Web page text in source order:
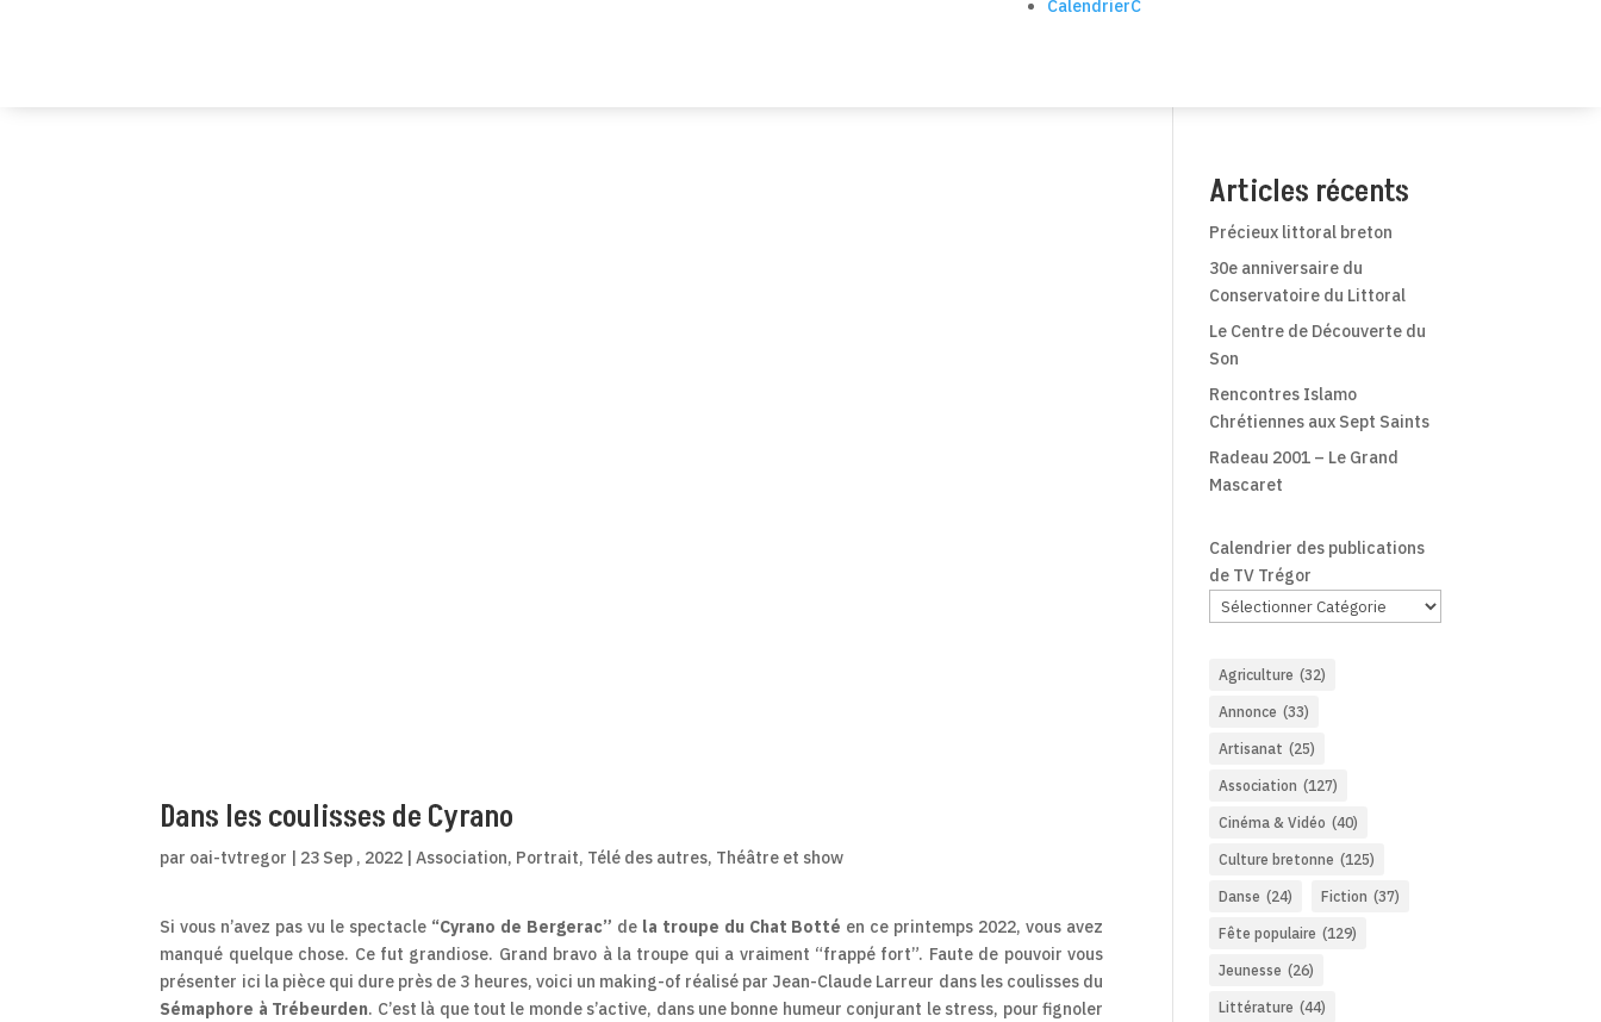
CalendrierC
Dans les coulisses de Cyrano
par oai-tvtregor | 23 Sep , 2022 |Association, Portrait, Télé des autres, Théâtre et show
Si vous n’avez pas vu le spectacle “Cyrano de Bergerac” de la troupe du Chat Botté en ce printemps 2022, vous avez
manqué quelque chose. Ce fut grandiose. Grand bravo à la troupe qui a vraiment “frappé fort”. Faute de pouvoir vous
présenter ici la pièce qui dure près de 3 heures, voici un making-of réalisé par Jean-Claude Larreur dans les coulisses du
Sémaphore à Trébeurden. C’est là que tout le monde s’active, dans une bonne humeur conjurant le stress, pour fignoler
Articles récents
Précieux littoral breton
30e anniversaire du
Conservatoire du Littoral
Le Centre de Découverte du
Son
Rencontres Islamo
Chrétiennes aux Sept Saints
Radeau 2001 – Le Grand
Mascaret
Calendrier des publications
de TV Trégor
Agriculture (32)
Annonce (33)
Artisanat (25)
Association (127)
Cinéma & Vidéo (40)
Culture bretonne (125)
Danse (24) Fiction (37)
Fête populaire (129)
Jeunesse (26)
Littérature (44)